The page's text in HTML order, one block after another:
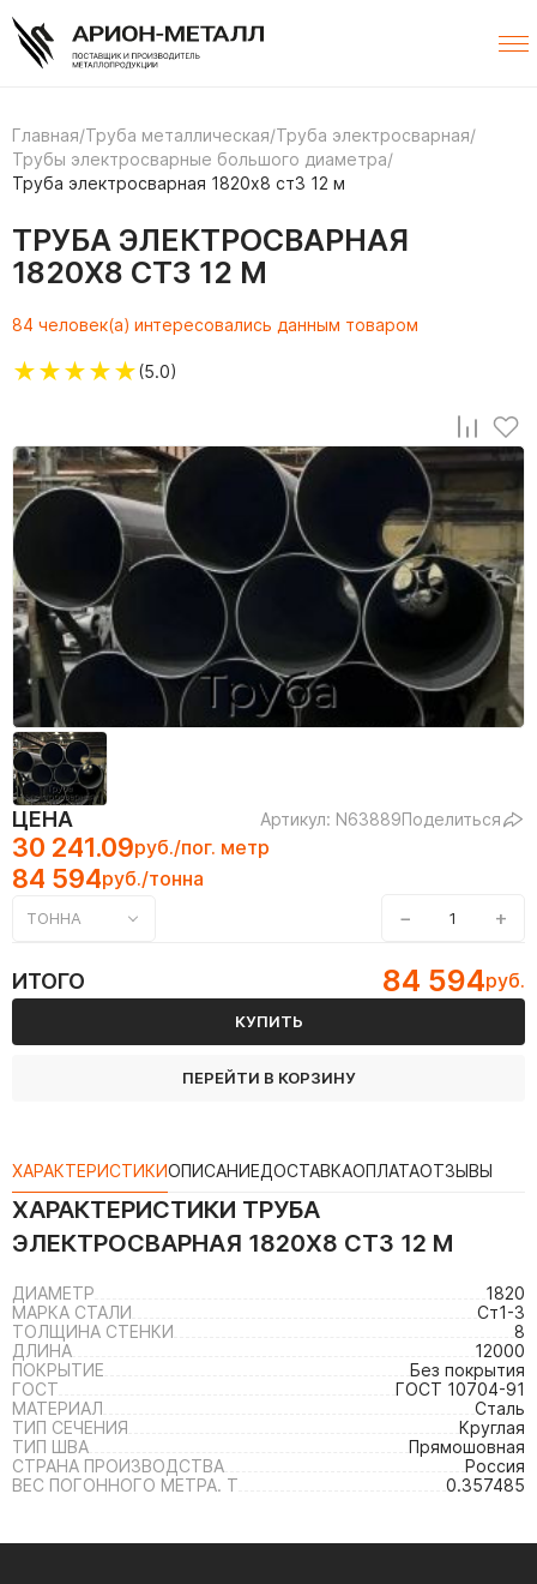
Главная/Труба металлическая/Труба электросварная/
Трубы электросварные большого диаметра/
Труба электросварная 1820х8 ст3 12 м
ТРУБА ЭЛЕКТРОСВАРНАЯ
1820Х8 СТ3 12 М
84 человек(а) интересовались данным товаром
★★★★★(5.0)
ЦЕНА Артикул: N63889Поделиться
30 241.09руб./пог. метр
84 594руб./тонна
ТОННА − +
ИТОГО 84 594руб.
КУПИТЬ
ПЕРЕЙТИ В КОРЗИНУ
ХАРАКТЕРИСТИКИОПИСАНИЕДОСТАВКАОПЛАТАОТЗЫВЫ
ХАРАКТЕРИСТИКИ ТРУБА
ЭЛЕКТРОСВАРНАЯ 1820Х8 СТ3 12 М
ДИАМЕТР
1820
МАРКА СТАЛИ
Ст1-3
ТОЛЩИНА СТЕНКИ
8
ДЛИНА
12000
ПОКРЫТИЕ
Без покрытия
ГОСТ
ГОСТ 10704-91
МАТЕРИАЛ
Сталь
ТИП СЕЧЕНИЯ
Круглая
ТИП ШВА
Прямошовная
СТРАНА ПРОИЗВОДСТВА
Россия
ВЕС ПОГОННОГО МЕТРА. Т
0.357485